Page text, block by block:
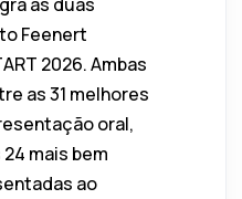
Feenert
2026. Ambas
as 31 melhores
oral,
mais bem
ao